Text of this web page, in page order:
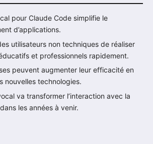
pour Claude Code simplifie le
d’applications.
utilisateurs non techniques de réaliser
et professionnels rapidement.
peuvent augmenter leur efficacité en
nouvelles technologies.
va transformer l’interaction avec la
les années à venir.